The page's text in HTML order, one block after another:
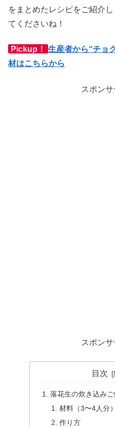
をまとめたレシピをご紹介
てくださいね！
Pickup！
生産者から“チョ
材はこちらから
スポン
スポン
目次
落花生の炊き込み
材料（3〜4人分）
作り方